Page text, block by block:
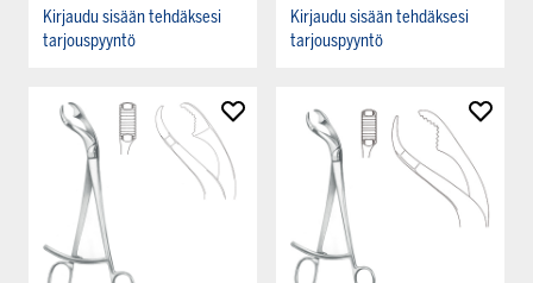
Kirjaudu sisään tehdäksesi
tarjouspyyntö
Kirjaudu sisään tehdäksesi
tarjouspyyntö